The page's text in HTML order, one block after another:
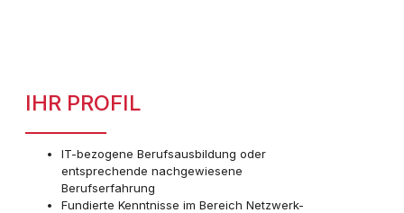
IHR PROFIL
IT-bezogene Berufsausbildung oder
entsprechende nachgewiesene
Berufserfahrung
Fundierte Kenntnisse im Bereich Netzwerk-